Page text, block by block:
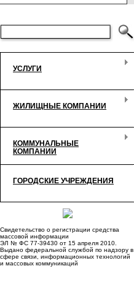
УСЛУГИ
ЖИЛИЩНЫЕ КОМПАНИИ
КОММУНАЛЬНЫЕ
КОМПАНИИ
ГОРОДСКИЕ УЧРЕЖДЕНИЯ
Свидетельство о регистрации средства
массовой информации
ЭЛ № ФС 77-39430 от 15 апреля 2010.
Выдано федеральной службой по надзору в
сфере связи, информационных технологий
и массовых коммуникаций